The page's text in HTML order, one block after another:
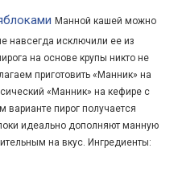
Манной кашей можно
навсегда исключили ее из
на основе крупы никто не
приготовить «Манник» на
«Манник» на кефире с
варианте пирог получается
идеально дополняют манную
на вкус. Ингредиенты: